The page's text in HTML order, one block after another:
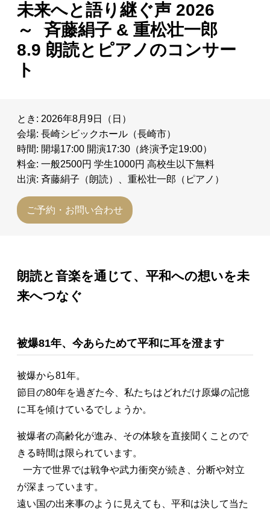
未来へと語り継ぐ声 2026
～ 斉藤絹子 & 重松壮一郎
8.9 朗読とピアノのコンサー
ト
とき: 2026年8月9日（日）
会場: 長崎シビックホール（長崎市）
時間: 開場17:00 開演17:30（終演予定19:00）
料金: 一般2500円 学生1000円 高校生以下無料
出演: 斉藤絹子（朗読）、重松壮一郎（ピアノ）
ご予約・お問い合わせ
朗読と音楽を通じて、平和への想いを未
来へつなぐ
被爆81年、今あらためて平和に耳を澄ます
被爆から81年。
節目の80年を過ぎた今、私たちはどれだけ原爆の記憶
に耳を傾けているでしょうか。
被爆者の高齢化が進み、その体験を直接聞くことので
きる時間は限られています。
一方で世界では戦争や武力衝突が続き、分断や対立
が深まっています。
遠い国の出来事のように見えても、平和は決して当た